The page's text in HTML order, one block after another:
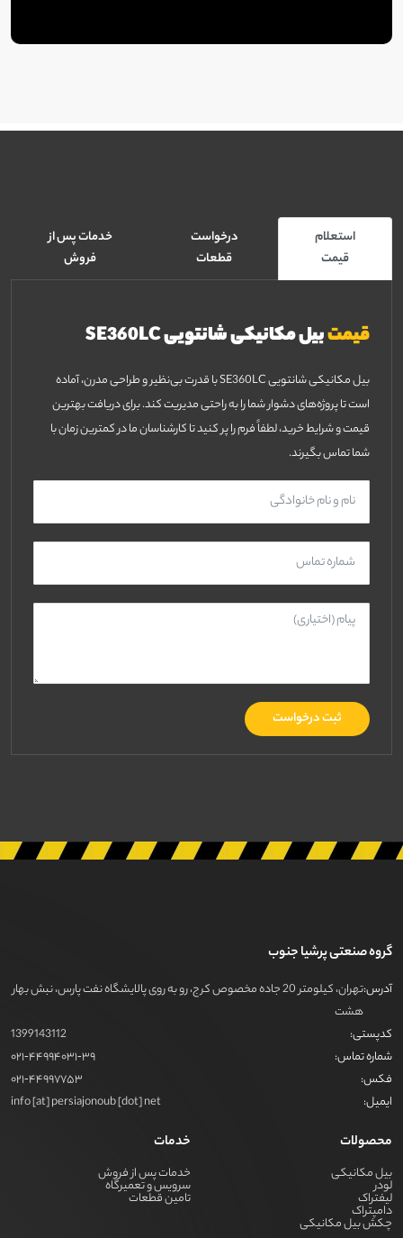
استعلام
قیمت
درخواست
قطعات
خدمات پس از
فروش
قیمتبیل مکانیکی شانتویی SE360LC
بیل مکانیکی شانتویی SE360LC با قدرت بی‌نظیر و طراحی مدرن، آماده
است تا پروژه‌های دشوار شما را به راحتی مدیریت کند. برای دریافت بهترین
قیمت و شرایط خرید، لطفاً فرم را پر کنید تا کارشناسان ما در کمترین زمان با
شما تماس بگیرند.
ثبت درخواست
گروه صنعتی پرشیا جنوب
آدرس:
تهران، کیلومتر 20 جاده مخصوص کرج، رو به روی پالایشگاه نفت پارس، نبش بهار
هشت
کدپستی:
1399143112
شماره تماس:
021-44994031-39
فکس:
021-44997753
ایمیل:
info [at] persiajonoub [dot] net
محصولات
بیل مکانیکی
لودر
لیفتراک
دامپتراک
چکش بیل مکانیکی
خدمات
خدمات پس از فروش
سرویس و تعمیرگاه
تامین قطعات